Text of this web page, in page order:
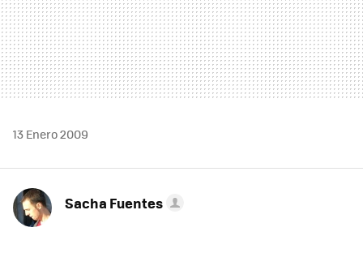
13 Enero 2009
Sacha Fuentes